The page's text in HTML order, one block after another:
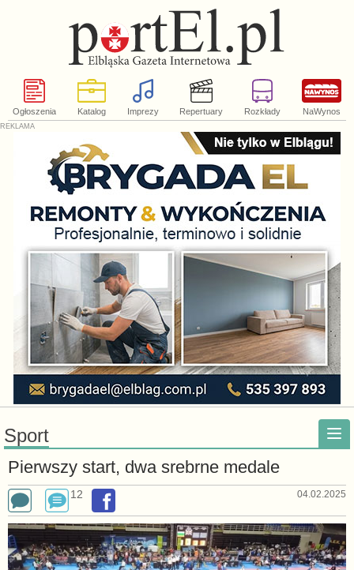
Ogłoszenia Katalog Imprezy Repertuary Rozkłady NaWynos
Sport
Pierwszy start, dwa srebrne medale
12 04.02.2025